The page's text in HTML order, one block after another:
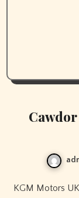
KGM Motors UK merayakan 40 tahun Cawdor Cars melayani